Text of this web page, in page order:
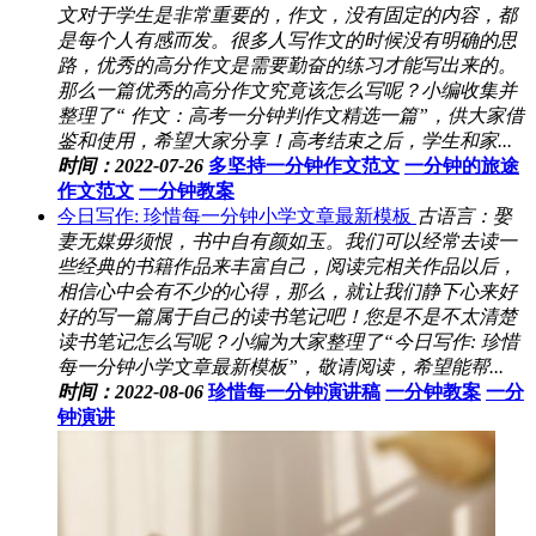
文对于学生是非常重要的，作文，没有固定的内容，都
是每个人有感而发。很多人写作文的时候没有明确的思
路，优秀的高分作文是需要勤奋的练习才能写出来的。
那么一篇优秀的高分作文究竟该怎么写呢？小编收集并
整理了“ 作文：高考一分钟判作文精选一篇”，供大家借
鉴和使用，希望大家分享！高考结束之后，学生和家...
时间：2022-07-26 多坚持一分钟作文范文 一分钟的旅途
作文范文 一分钟教案
今日写作: 珍惜每一分钟小学文章最新模板 古语言：娶
妻无媒毋须恨，书中自有颜如玉。我们可以经常去读一
些经典的书籍作品来丰富自己，阅读完相关作品以后，
相信心中会有不少的心得，那么，就让我们静下心来好
好的写一篇属于自己的读书笔记吧！您是不是不太清楚
读书笔记怎么写呢？小编为大家整理了“今日写作: 珍惜
每一分钟小学文章最新模板”，敬请阅读，希望能帮...
时间：2022-08-06 珍惜每一分钟演讲稿 一分钟教案 一分
钟演讲